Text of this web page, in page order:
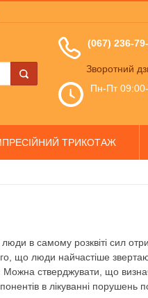
(067) 236-
Зворотний
Пн-Пт
ТРИКОТАЖ
в самому розквіті сил
що люди найчастіше
стверджувати, що
в лікуванні порушень